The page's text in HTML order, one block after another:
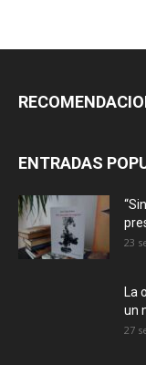
ENTRADAS
23
La
un
27